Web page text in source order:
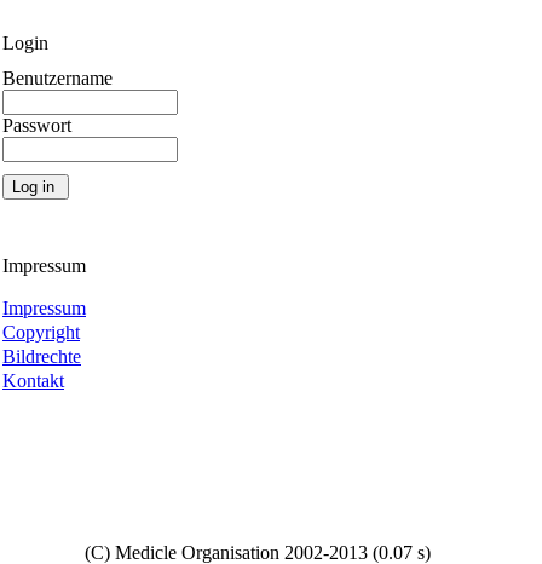
Login
Benutzername
Passwort
Impressum
Impressum
Copyright
Bildrechte
Kontakt
(C) Medicle Organisation 2002-2013 (0.07 s)